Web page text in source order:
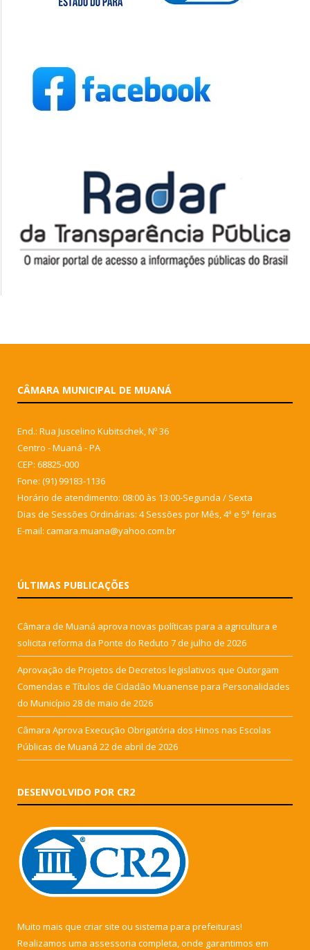
CÂMARA MUNICIPAL DE MUANÁ
End.: Rua Juscelino Kubitschek, Nº 36
Centro - Muaná - PA
CEP: 68825-000
Fone: (91) 99183-1136
Horário de atendimento: 08:00 às 13:00-Segunda / Sexta
Dias de Sessões Ordinárias: 4 Sessões por Mês, 4ª e 5ª feiras
E-mail: camara.muana@yahoo.com.br
ÚLTIMAS PUBLICAÇÕES
Câmara de Muaná aprova novas políticas para a agricultura e
solicita reforma da Ponte do Reduto 7 de julho de 2026
Aprovação de Projetos de Decretos legislativos que Outorgam
Comendas e Títulos de Cidadão Muanense para Personalidades
do Município 28 de maio de 2026
Câmara Aprova Execução Obrigatória dos Hinos nas Escolas
Públicas de Muaná 22 de abril de 2026
DESENVOLVIDO POR CR2
Muito mais que criar site ou sistema para prefeituras!
Realizamos uma assessoria completa, onde garantimos em